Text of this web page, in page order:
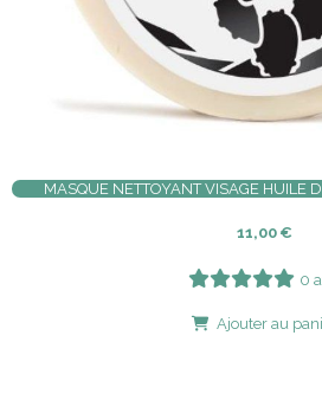
MASQUE NETTOYANT VISAGE HUILE
11,00 €
0
Ajouter au